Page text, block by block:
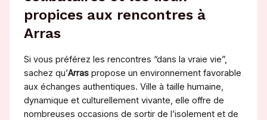
propices aux rencontres à
Arras
Si vous préférez les rencontres “dans la vraie vie”,
sachez qu’Arraspropose un environnement favorable
aux échanges authentiques. Ville à taille humaine,
dynamique et culturellement vivante, elle offre de
nombreuses occasions de sortir de l’isolement et de